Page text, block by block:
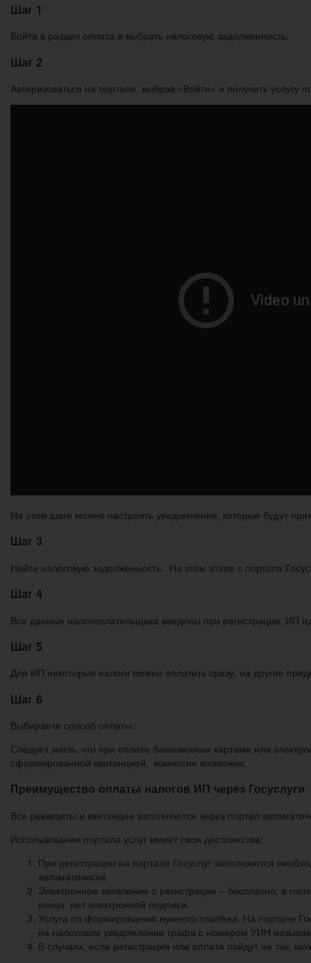
Шаг 1
Войти в раздел оплата и выбрать налоговую задолженность.
Шаг 2
Авторизоваться на портале, выбрав «Войти» и получить услугу
На этом шаге можно настроить уведомления, которые будут
Шаг 3
Найти налоговую задолженность. На этом этапе с портала
Шаг 4
Все данные налогоплательщика введены при регистрации, ИП
Шаг 5
Для ИП некоторые налоги можно оплатить сразу, на другие
Шаг 6
Выбираете способ оплаты.
Следует знать, что при оплате банковскими картами или
сформированной квитанцией, комиссия возможна.
Преимущество оплаты налогов ИП через Госуслуги
Все реквизиты и квитанции заполняются через портал
Использование портала услуг имеет свои достоинства:
При регистрации на портале Госуслуг заполняются
автоматически.
Электронное заявление о регистрации – бесплатно, а
конца: нет электронной подписи.
Услуга по формированию нужного платёжа. На портале
на налоговом уведомлении графа с номером УИН
В случаях, если регистрация или оплата пойдут не так,